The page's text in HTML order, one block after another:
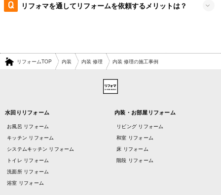
リフォマを通してリフォームを依頼するメリットは？
リフォームTOP 内装 内装 修理 内装 修理の施工事例
水回りリフォーム
お風呂 リフォーム
キッチン リフォーム
システムキッチン リフォーム
トイレ リフォーム
洗面所 リフォーム
浴室 リフォーム
内装・お部屋リフォーム
リビング リフォーム
和室 リフォーム
床 リフォーム
階段 リフォーム